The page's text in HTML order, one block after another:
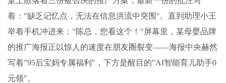
着： "缺乏记忆点，无法在信息洪流中突围"。直到助理小王
举着手机冲进来："陈总，您看这个！"屏幕里，某母婴品牌
的推广海报正以惊人的速度在朋友圈裂变——海报中央赫然
写着"95后宝妈专属福利"，下方是醒目的"AI智能育儿助手0
元领"。